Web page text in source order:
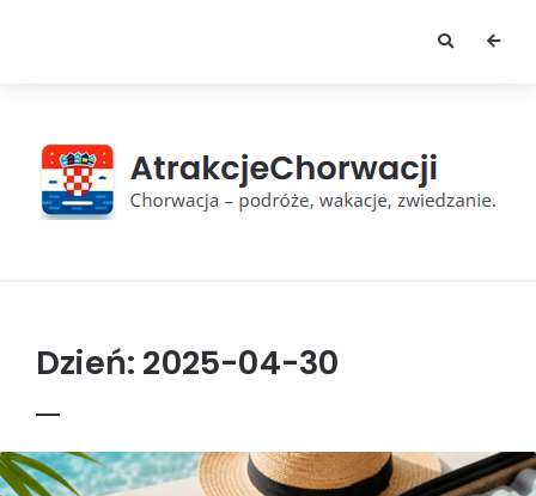
Dzień: 2025-04-30